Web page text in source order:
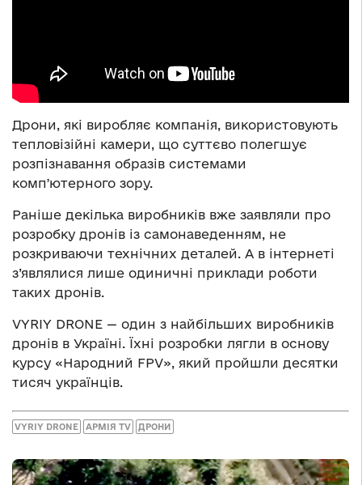
Дрони, які виробляє компанія, використовують
тепловізійні камери, що суттєво полегшує
розпізнавання образів системами
компʼютерного зору.
Раніше декілька виробників вже заявляли про
розробку дронів із самонаведенням, не
розкриваючи технічних деталей. А в інтернеті
з’являлися лише одиничні приклади роботи
таких дронів.
VYRIY DRONE — один з найбільших виробників
дронів в Україні. Їхні розробки лягли в основу
курсу «Народний FPV», який пройшли десятки
тисяч українців.
VYRIY DRONE АРМІЯ TV ДРОНИ